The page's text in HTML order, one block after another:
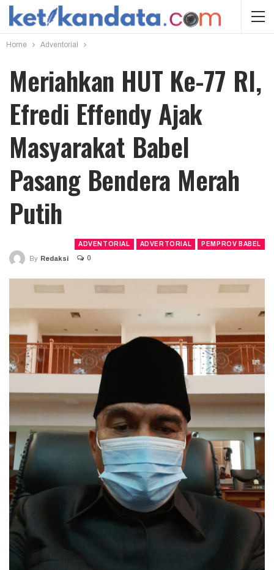
Home Adventorial
Meriahkan HUT Ke-77 RI,
Efredi Effendy Ajak
Masyarakat Babel
Pasang Bendera Merah
Putih
ADVENTORIAL ADVERTORIAL PEMPROV BABEL
By Redaksi 0